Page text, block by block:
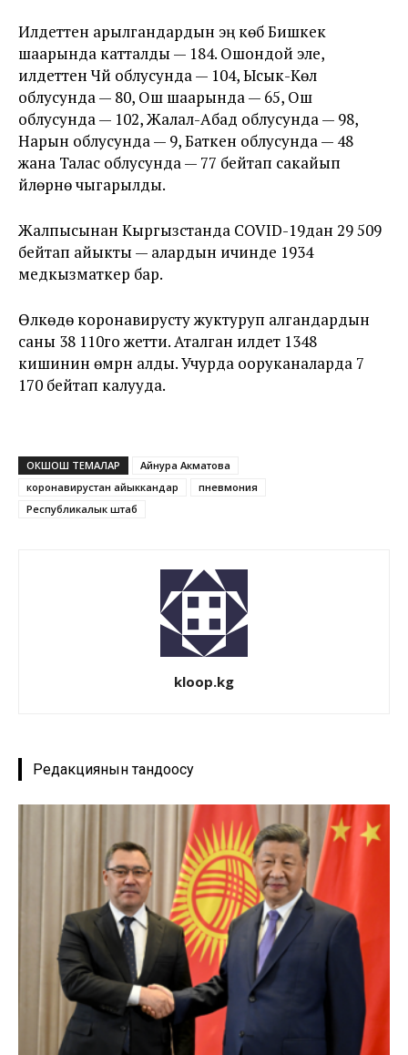
Илдеттен арылгандардын эң көбү Бишкек
шаарында катталды — 184. Ошондой эле,
илдеттен Чүй облусунда — 104, Ысык-Көл
облусунда — 80, Ош шаарында — 65, Ош
облусунда — 102, Жалал-Абад облусунда — 98,
Нарын облусунда — 9, Баткен облусунда — 48
жана Талас облусунда — 77 бейтап сакайып
үйлөрүнө чыгарылды.
Жалпысынан Кыргызстанда COVID-19дан 29 509
бейтап айыкты — алардын ичинде 1934
медкызматкер бар.
Өлкөдө коронавирусту жуктуруп алгандардын
саны 38 110го жетти. Аталган илдет 1348
кишинин өмүрүн алды. Учурда ооруканаларда 7
170 бейтап калууда.
ОКШОШ ТЕМАЛАР
Айнура Акматова
коронавирустан айыккандар
пневмония
Республикалык штаб
kloop.kg
Редакциянын тандоосу